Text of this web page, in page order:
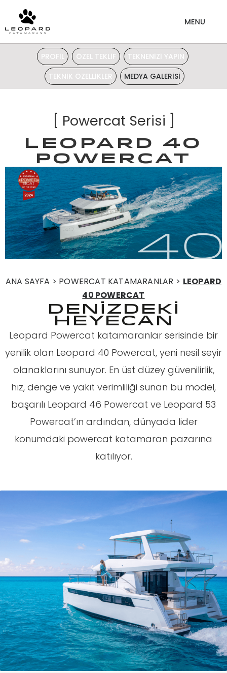
PROFİL ÖZEL TEKLİF
TEKNENİZİ YAPIN
TEKNİK ÖZELLİKLER
MEDYA GALERİSİ
Powercat Serisi
Leopard 40
Powercat
ANA SAYFA > POWERCAT KATAMARANLAR > LEOPARD
40 POWERCAT
DENİZDEKİ
HEYECAN
Leopard Powercat katamaranlar serisinde bir
yenilik olan Leopard 40 Powercat, yeni nesil seyir
olanaklarını sunuyor. En üst düzey güvenilirlik,
hız, denge ve yakıt verimliliği sunan bu model,
başarılı Leopard 46 Powercat ve Leopard 53
Powercat’ın ardından, dünyada lider
konumdaki powercat katamaran pazarına
katılıyor.